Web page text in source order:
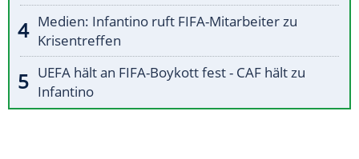
Medien: Infantino ruft FIFA-Mitarbeiter zu
Krisentreffen
UEFA hält an FIFA-Boykott fest - CAF hält zu
Infantino